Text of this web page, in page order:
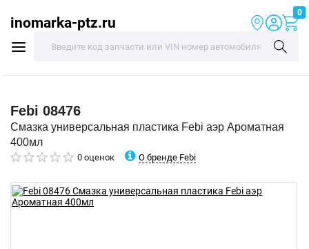
inomarka-ptz.ru
0
Febi 08476
Смазка универсальная пластика Febi аэр Ароматная
400мл
0 оценок О бренде Febi